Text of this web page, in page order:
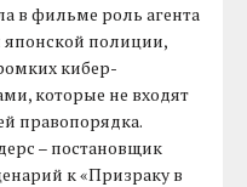
в фильме роль агента
японской полиции,
кибер-
которые не входят
правопорядка.
– постановщик
к «Призраку в